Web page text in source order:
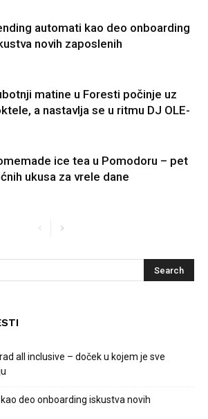
automati kao deo onboarding
novih zaposlenih
matine u Foresti počinje uz
a nastavlja se u ritmu DJ OLE-
ice tea u Pomodoru – pet
ukusa za vrele dane
all inclusive – doček u kojem je sve
deo onboarding iskustva novih